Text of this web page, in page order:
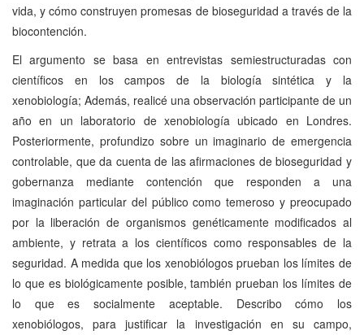
vida, y cómo construyen promesas de bioseguridad a través de la
biocontención.
El argumento se basa en entrevistas semiestructuradas con
científicos en los campos de la biología sintética y la
xenobiología; Además, realicé una observación participante de un
año en un laboratorio de xenobiología ubicado en Londres.
Posteriormente, profundizo sobre un imaginario de emergencia
controlable, que da cuenta de las afirmaciones de bioseguridad y
gobernanza mediante contención que responden a una
imaginación particular del público como temeroso y preocupado
por la liberación de organismos genéticamente modificados al
ambiente, y retrata a los científicos como responsables de la
seguridad. A medida que los xenobiólogos prueban los límites de
lo que es biológicamente posible, también prueban los límites de
lo que es socialmente aceptable. Describo cómo los
xenobiólogos, para justificar la investigación en su campo,